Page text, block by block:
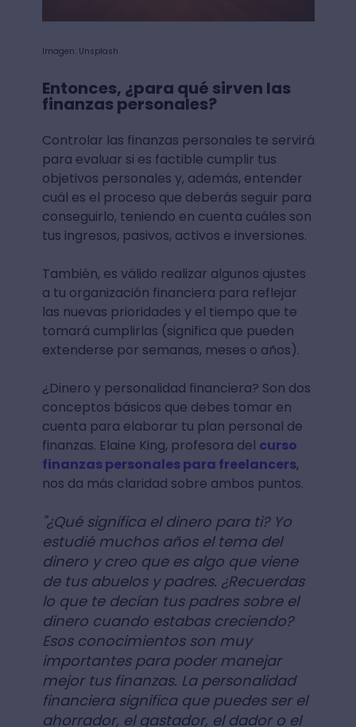
Imagen: Unsplash
Entonces, ¿para qué sirven las
finanzas personales?
Controlar las finanzas personales te servirá
para evaluar si es factible cumplir tus
objetivos personales y, además, entender
cuál es el proceso que deberás seguir para
conseguirlo, teniendo en cuenta cuáles son
tus ingresos, pasivos, activos e inversiones.
También, es válido realizar algunos ajustes
a tu organización financiera para reflejar
las nuevas prioridades y el tiempo que te
tomará cumplirlas (significa que pueden
extenderse por semanas, meses o años).
¿Dinero y personalidad financiera? Son dos
conceptos básicos que debes tomar en
cuenta para elaborar tu plan personal de
finanzas. Elaine King, profesora del curso
finanzas personales para freelancers,
nos da más claridad sobre ambos puntos.
"¿Qué significa el dinero para ti? Yo
estudié muchos años el tema del
dinero y creo que es algo que viene
de tus abuelos y padres. ¿Recuerdas
lo que te decían tus padres sobre el
dinero cuando estabas creciendo?
Esos conocimientos son muy
importantes para poder manejar
mejor tus finanzas. La personalidad
financiera significa que puedes ser el
ahorrador, el gastador, el dador o el